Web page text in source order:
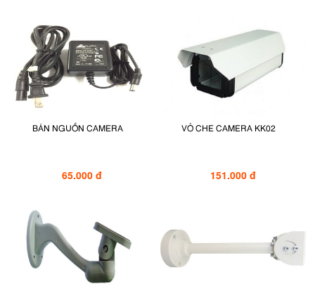
BÁN NGUỒN CAMERA
65.000 đ
VỎ CHE CAMERA KK02
151.000 đ